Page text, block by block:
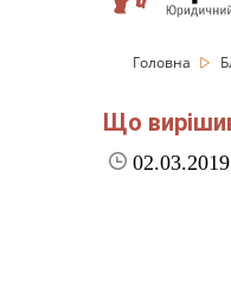
Головна
Що
02.03.2019